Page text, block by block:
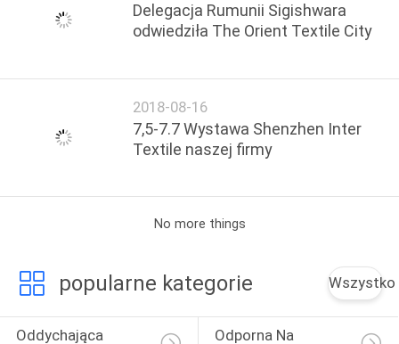
Delegacja Rumunii Sigishwara
odwiedziła The Orient Textile City
2018-08-16
7,5-7.7 Wystawa Shenzhen Inter
Textile naszej firmy
No more things
popularne kategorie Wszystko
Oddychająca Odporna Na